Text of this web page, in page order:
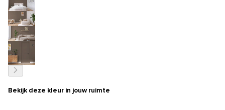
Bekijk deze kleur in jouw ruimte